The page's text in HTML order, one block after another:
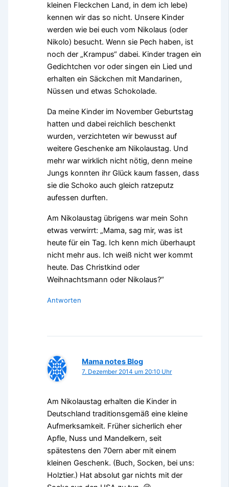
kleinen Fleckchen Land, in dem ich lebe)
kennen wir das so nicht. Unsere Kinder
werden wie bei euch vom Nikolaus (oder
Nikolo) besucht. Wenn sie Pech haben, ist
noch der „Krampus“ dabei. Kinder tragen ein
Gedichtchen vor oder singen ein Lied und
erhalten ein Säckchen mit Mandarinen,
Nüssen und etwas Schokolade.
Da meine Kinder im November Geburtstag
hatten und dabei reichlich beschenkt
wurden, verzichteten wir bewusst auf
weitere Geschenke am Nikolaustag. Und
mehr war wirklich nicht nötig, denn meine
Jungs konnten ihr Glück kaum fassen, dass
sie die Schoko auch gleich ratzeputz
aufessen durften.
Am Nikolaustag übrigens war mein Sohn
etwas verwirrt: „Mama, sag mir, was ist
heute für ein Tag. Ich kenn mich überhaupt
nicht mehr aus. Ich weiß nicht wer kommt
heute. Das Christkind oder
Weihnachtsmann oder Nikolaus?“
Antworten
Mama notes Blog
7. Dezember 2014 um 20:10 Uhr
Am Nikolaustag erhalten die Kinder in
Deutschland traditionsgemäß eine kleine
Aufmerksamkeit. Früher sicherlich eher
Apfle, Nuss und Mandelkern, seit
spätestens den 70ern aber mit einem
kleinen Geschenk. (Buch, Socken, bei uns:
Holztier.) Hat absolut gar nichts mit der